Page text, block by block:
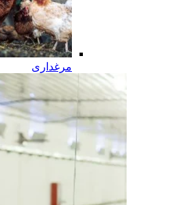
مرغداری